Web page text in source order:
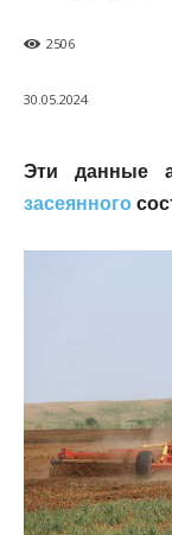
2506
30.05.2024
Эти данные
засеянного